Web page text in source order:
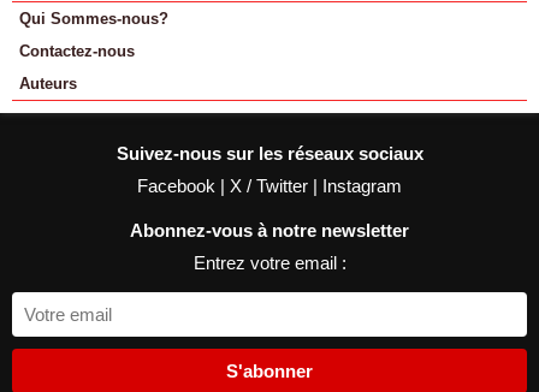
Qui Sommes-nous?
Contactez-nous
Auteurs
Suivez-nous sur les réseaux sociaux
Facebook | X / Twitter | Instagram
Abonnez-vous à notre newsletter
Entrez votre email :
S'abonner